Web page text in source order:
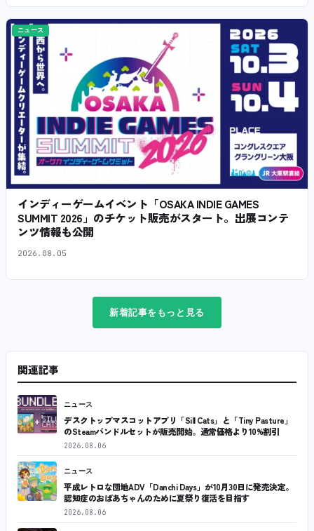
ニュース
インディーゲームイベント「OSAKA INDIE GAMES
SUMMIT 2026」のチケット販売がスタート。出展コンテ
ンツ情報も公開
2026.08.05
新着記事をもっと見る
関連記事
ニュース
デスクトップマスコットアプリ「Sill Cats」と「Tiny Pasture」
のSteamバンドルセットが販売開始。通常価格より10%割引
2026.08.06
ニュース
平成レトロな団地ADV「Danchi Days」が10月30日に発売決定。
認知症のおばあちゃんのために夏祭り復活を目指す
2026.08.06